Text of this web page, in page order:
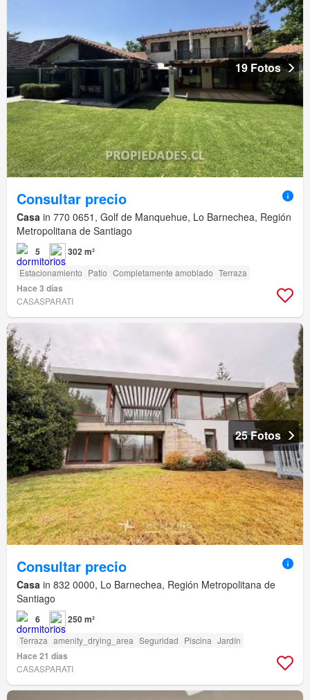
19 Fotos
Consultar precio
Casa in 770 0651, Golf de Manquehue, Lo Barnechea, Región
Metropolitana de Santiago
5 302 m²
Estacionamiento Patio Completamente amoblado Terraza
Hace 3 días
CASASPARATI
25 Fotos
Consultar precio
Casa in 832 0000, Lo Barnechea, Región Metropolitana de
Santiago
6 250 m²
Terraza amenity_drying_area Seguridad Piscina Jardín
Hace 21 días
CASASPARATI